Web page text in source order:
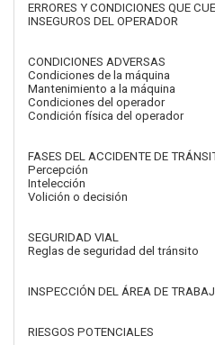
ERRORES Y CONDICIONES QUE
INSEGUROS DEL OPERADOR
CONDICIONES ADVERSAS
Condiciones de la máquina
Mantenimiento a la máquina
Condiciones del operador
Condición física del operador
FASES DEL ACCIDENTE DE
Percepción
Intelección
Volición o decisión
SEGURIDAD VIAL
Reglas de seguridad del tránsito
INSPECCIÓN DEL ÁREA DE
RIESGOS POTENCIALES